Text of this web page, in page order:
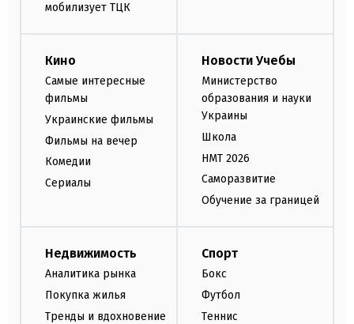
мобилизует ТЦК
Кино
Самые интересные
фильмы
Украинские фильмы
Фильмы на вечер
Комедии
Сериалы
Новости Учебы
Министерство
образования и науки
Украины
Школа
НМТ 2026
Саморазвитие
Обучение за границей
Недвижимость
Аналитика рынка
Покупка жилья
Тренды и вдохновение
Спорт
Бокс
Футбол
Теннис